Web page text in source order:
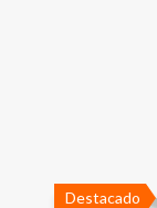
Destacado